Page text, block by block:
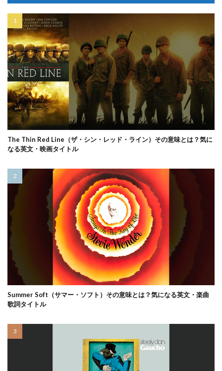
The Thin Red Line（ザ・シン・レッド・ライン）その意味とは？気に
なる英文・映画タイトル
Summer Soft（サマー・ソフト）その意味とは？気になる英文・楽曲
歌詞タイトル